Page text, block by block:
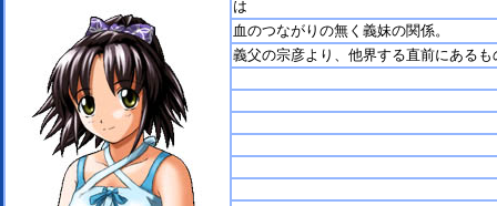
は
血のつながりの無く義妹の関係。
義父の宗彦より、他界する直前にある